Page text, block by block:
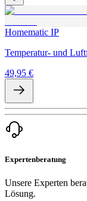
Homematic IP
Temperatur- und
49,95 €
Expertenberatung
Unsere Experten
Lösung.